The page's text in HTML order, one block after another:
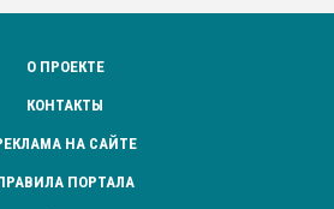
О ПРОЕКТЕ
КОНТАКТЫ
НА САЙТЕ
ПОРТАЛА